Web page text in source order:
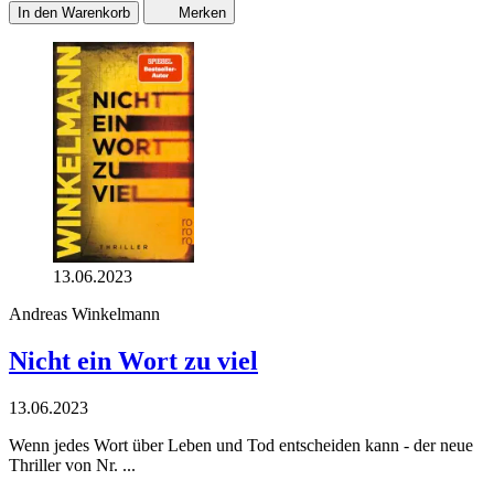
In den Warenkorb Merken
13.06.2023
Andreas Winkelmann
Nicht ein Wort zu viel
13.06.2023
Wenn jedes Wort über Leben und Tod entscheiden kann - der neue
Thriller von Nr. ...